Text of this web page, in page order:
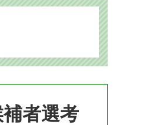
者選考